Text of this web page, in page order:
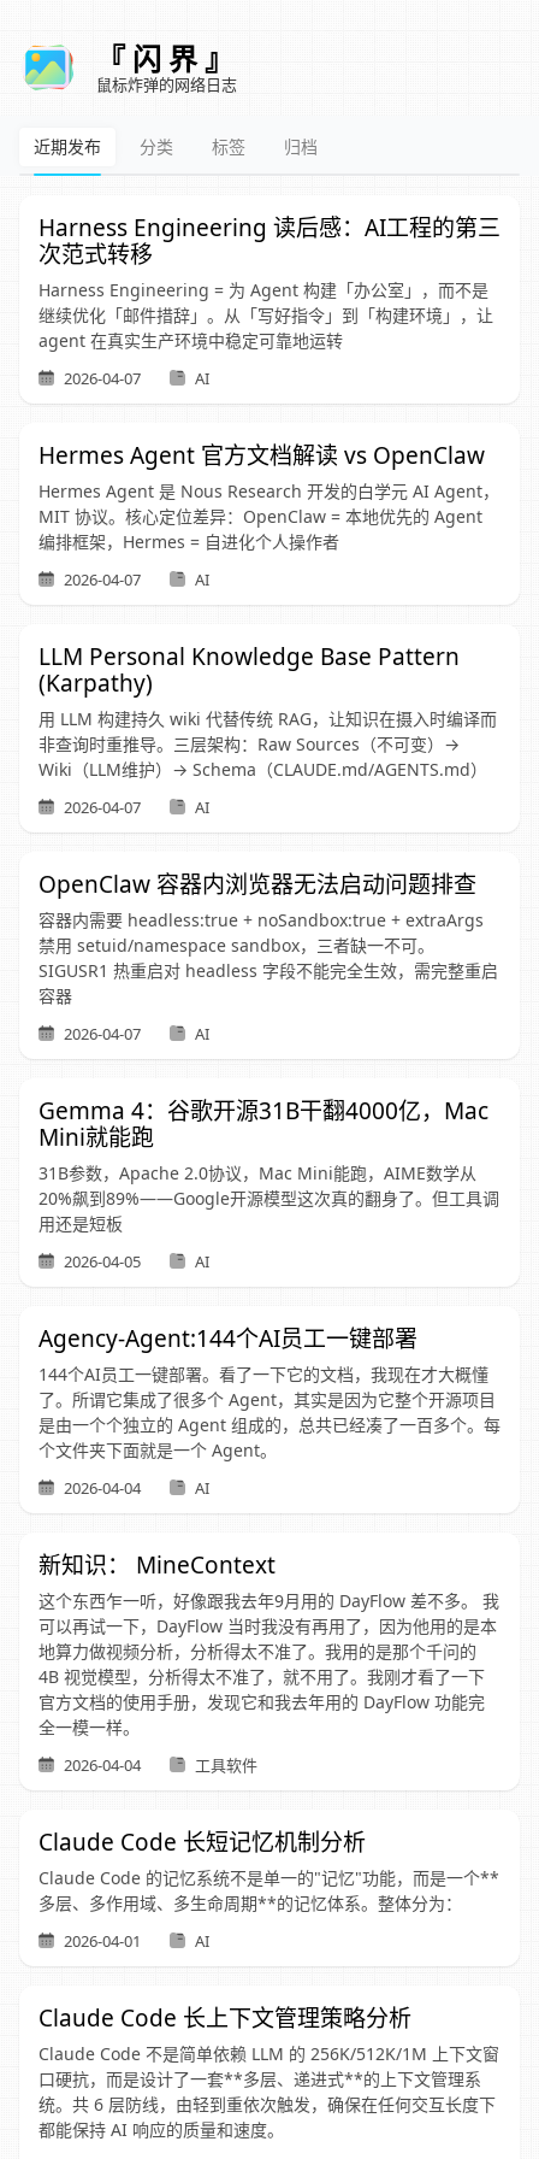
『 闪 界 』
鼠标炸弹的网络日志
近期发布 分类 标签 归档
Harness Engineering 读后感：AI工程的第三
次范式转移
Harness Engineering = 为 Agent 构建「办公室」，而不是
继续优化「邮件措辞」。从「写好指令」到「构建环境」，让
agent 在真实生产环境中稳定可靠地运转
2026-04-07 AI
Hermes Agent 官方文档解读 vs OpenClaw
Hermes Agent 是 Nous Research 开发的白学元 AI Agent，
MIT 协议。核心定位差异：OpenClaw = 本地优先的 Agent
编排框架，Hermes = 自进化个人操作者
2026-04-07 AI
LLM Personal Knowledge Base Pattern
(Karpathy)
用 LLM 构建持久 wiki 代替传统 RAG，让知识在摄入时编译而
非查询时重推导。三层架构：Raw Sources（不可变）→
Wiki（LLM维护）→ Schema（CLAUDE.md/AGENTS.md）
2026-04-07 AI
OpenClaw 容器内浏览器无法启动问题排查
容器内需要 headless:true + noSandbox:true + extraArgs
禁用 setuid/namespace sandbox，三者缺一不可。
SIGUSR1 热重启对 headless 字段不能完全生效，需完整重启
容器
2026-04-07 AI
Gemma 4：谷歌开源31B干翻4000亿，Mac
Mini就能跑
31B参数，Apache 2.0协议，Mac Mini能跑，AIME数学从
20%飙到89%——Google开源模型这次真的翻身了。但工具调
用还是短板
2026-04-05 AI
Agency-Agent:144个AI员工一键部署
144个AI员工一键部署。看了一下它的文档，我现在才大概懂
了。所谓它集成了很多个 Agent，其实是因为它整个开源项目
是由一个个独立的 Agent 组成的，总共已经凑了一百多个。每
个文件夹下面就是一个 Agent。
2026-04-04 AI
新知识： MineContext
这个东西乍一听，好像跟我去年9月用的 DayFlow 差不多。 我
可以再试一下，DayFlow 当时我没有再用了，因为他用的是本
地算力做视频分析，分析得太不准了。我用的是那个千问的
4B 视觉模型，分析得太不准了，就不用了。我刚才看了一下
官方文档的使用手册，发现它和我去年用的 DayFlow 功能完
全一模一样。
2026-04-04 工具软件
Claude Code 长短记忆机制分析
Claude Code 的记忆系统不是单一的"记忆"功能，而是一个**
多层、多作用域、多生命周期**的记忆体系。整体分为：
2026-04-01 AI
Claude Code 长上下文管理策略分析
Claude Code 不是简单依赖 LLM 的 256K/512K/1M 上下文窗
口硬抗，而是设计了一套**多层、递进式**的上下文管理系
统。共 6 层防线，由轻到重依次触发，确保在任何交互长度下
都能保持 AI 响应的质量和速度。